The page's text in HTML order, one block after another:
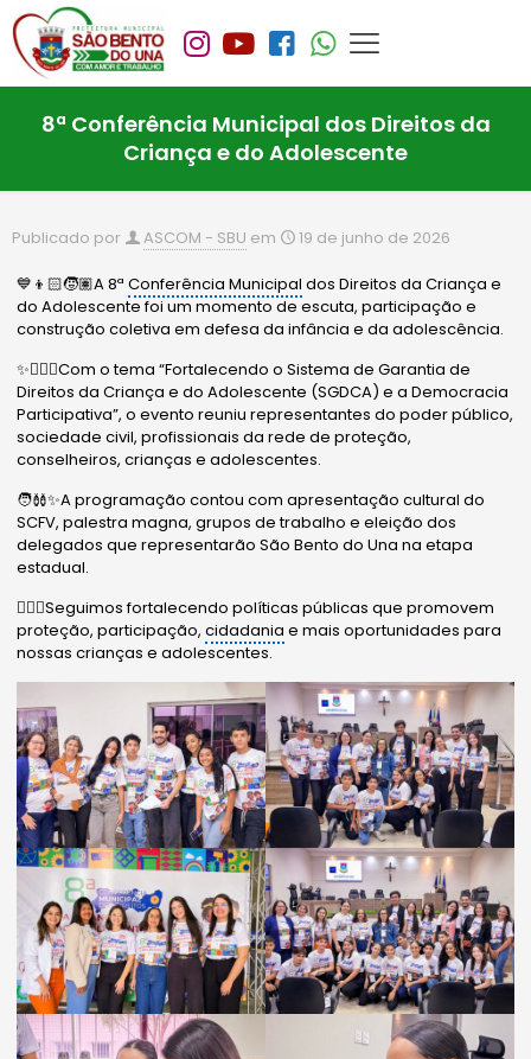
8ª Conferência Municipal dos Direitos da
Criança e do Adolescente
Publicado por ASCOM - SBU em 19 de junho de 2026
💙👦🏻🧒🏽A 8ªConferência Municipal dos Direitos da Criança e
do Adolescente foi um momento de escuta, participação e
construção coletiva em defesa da infância e da adolescência.
✨🙋🏻‍♂️Com o tema “Fortalecendo o Sistema de Garantia de
Direitos da Criança e do Adolescente (SGDCA) e a Democracia
Participativa”, o evento reuniu representantes do poder público,
sociedade civil, profissionais da rede de proteção,
conselheiros, crianças e adolescentes.
🧑‍🩰✨A programação contou com apresentação cultural do
SCFV, palestra magna, grupos de trabalho e eleição dos
delegados que representarão São Bento do Una na etapa
estadual.
✍🏻🤝Seguimos fortalecendo políticas públicas que promovem
proteção, participação,cidadania e mais oportunidades para
nossas crianças e adolescentes.